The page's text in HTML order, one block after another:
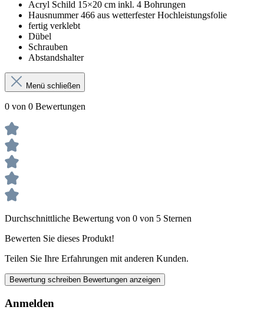
Acryl Schild 15×20 cm inkl. 4 Bohrungen
Hausnummer 466 aus wetterfester Hochleistungsfolie
fertig verklebt
Dübel
Schrauben
Abstandshalter
Menü schließen
0 von 0 Bewertungen
Durchschnittliche Bewertung von 0 von 5 Sternen
Bewerten Sie dieses Produkt!
Teilen Sie Ihre Erfahrungen mit anderen Kunden.
Bewertung schreiben Bewertungen anzeigen
Anmelden